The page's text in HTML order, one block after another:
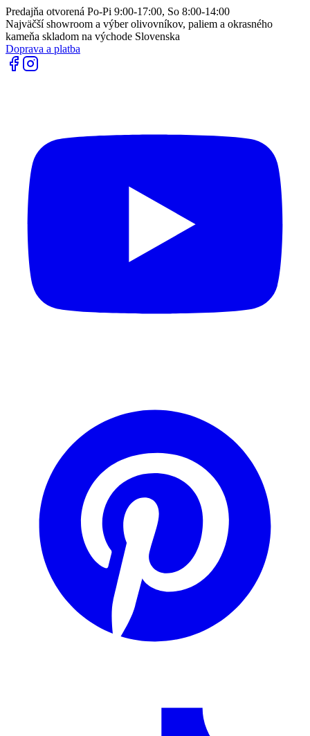
Predajňa otvorená Po-Pi 9:00-17:00, So 8:00-14:00
Najväčší showroom a výber olivovníkov, paliem a okrasného
kameňa skladom na východe Slovenska
Doprava a platba